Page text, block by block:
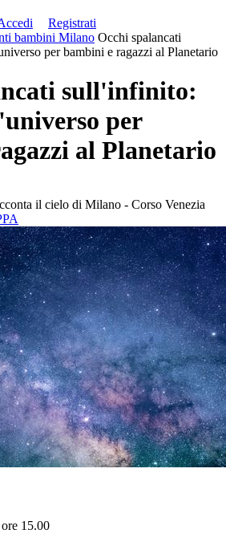
Registrati
bambini Milano Occhi spalancati
per bambini e ragazzi al Planetario
sull'infinito:
per
al Planetario
il cielo di Milano - Corso Venezia
15.00